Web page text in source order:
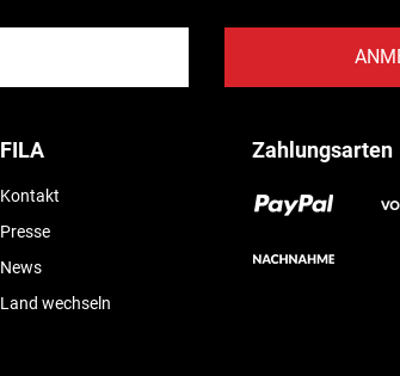
FILA
Kontakt
Presse
News
Land wechseln
Zahlungsarten